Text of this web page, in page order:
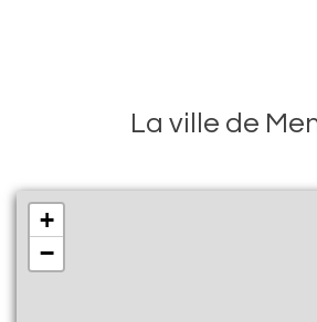
La ville de
+
−